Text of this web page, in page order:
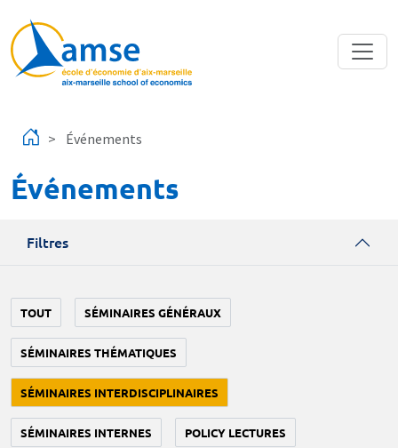
Événements
Événements
Filtres
TOUT SÉMINAIRES GÉNÉRAUX
SÉMINAIRES THÉMATIQUES
SÉMINAIRES INTERDISCIPLINAIRES
SÉMINAIRES INTERNES POLICY LECTURES